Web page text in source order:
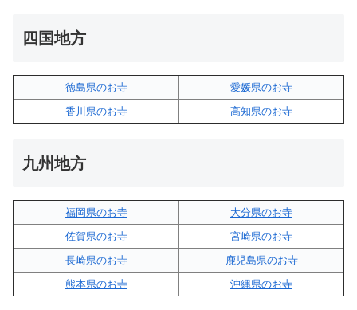
四国地方
徳島県のお寺
愛媛県のお寺
香川県のお寺
高知県のお寺
九州地方
福岡県のお寺
大分県のお寺
佐賀県のお寺
宮崎県のお寺
長崎県のお寺
鹿児島県のお寺
熊本県のお寺
沖縄県のお寺